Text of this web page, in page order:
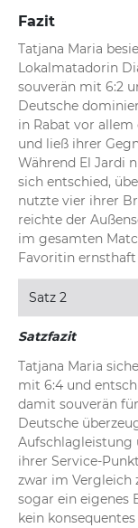
Fazit
Tatjana Maria
Lokalmatadorin
souverän mit 6:2
Deutsche
in Rabat vor
und ließ ihrer
Während El Jardi
sich entschied,
nutzte vier ihrer
reichte der
im gesamten
Favoritin
Satz 2
Satzfazit
Tatjana Maria
mit 6:4 und
damit souverän
Deutsche
Aufschlagleistung
ihrer Service-
zwar im Vergleich
sogar ein eigenes
kein